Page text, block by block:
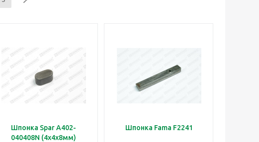
Шпонка Spar A402-
040408N (4х4х8мм)
Шпонка Fama F2241